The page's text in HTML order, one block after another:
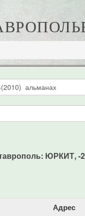
ЮРКИТ, -
Адрес